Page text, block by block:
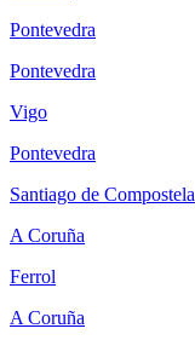
Pontevedra
Pontevedra
Vigo
Pontevedra
Santiago de Compostela
A Coruña
Ferrol
A Coruña